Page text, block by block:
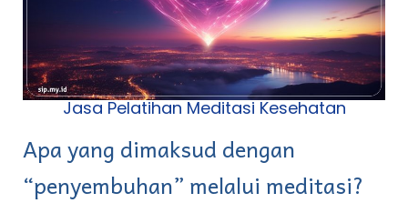
Jasa Pelatihan Meditasi Kesehatan
Apa yang dimaksud dengan
“penyembuhan” melalui meditasi?